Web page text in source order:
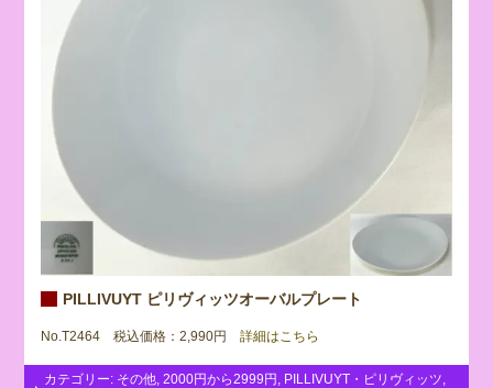
PILLIVUYT ピリヴィッツオーバルプレート
No.T2464 税込価格：2,990円 詳細はこちら
カテゴリー: その他 ,2000円から2999円 PILLIVUYT・ピリヴィッツ